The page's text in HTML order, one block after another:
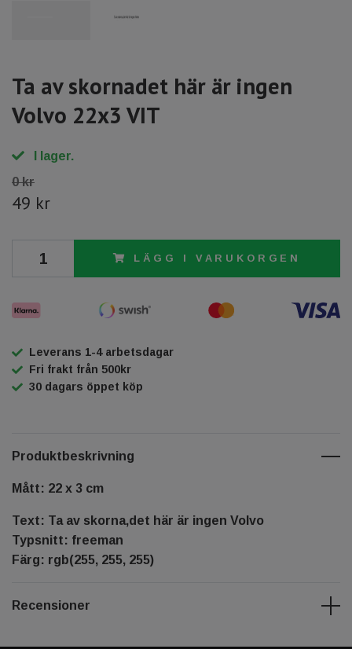
Ta av skornadet här är ingen
Volvo 22x3 VIT
I lager.
0 kr
49 kr
LÄGG I VARUKORGEN
Leverans 1-4 arbetsdagar
Fri frakt från 500kr
30 dagars öppet köp
Produktbeskrivning
Mått: 22 x 3 cm
Text: Ta av skorna,det här är ingen Volvo
Typsnitt: freeman
Färg: rgb(255, 255, 255)
Recensioner